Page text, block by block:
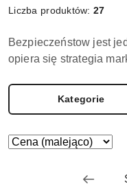
Liczba produktów:27
Bezpieczeństow jest
opiera się strategia
Kategorie
Zastosowano
Sortuj